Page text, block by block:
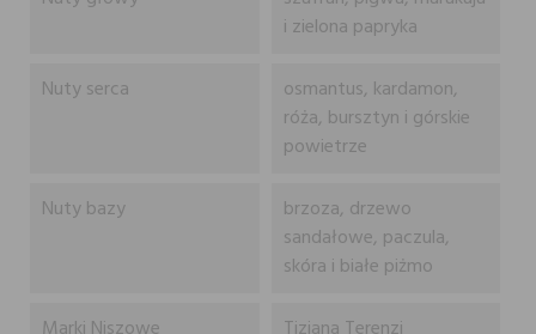
i zielona papryka
Nuty serca
osmantus, kardamon,
róża, bursztyn i górskie
powietrze
Nuty bazy
brzoza, drzewo
sandałowe, paczula,
skóra i białe piżmo